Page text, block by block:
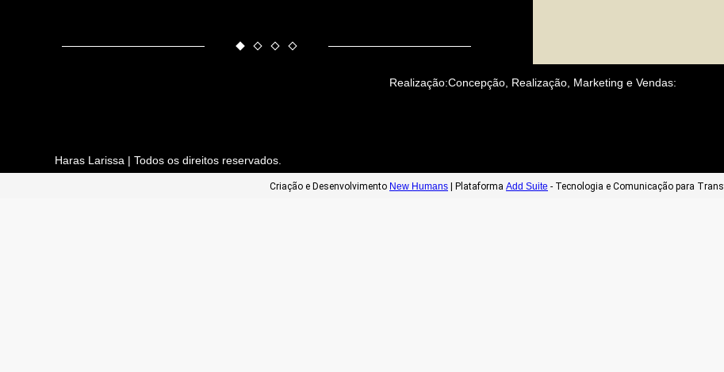
Realização:Concepção, Realização, Marketing e Vendas:
Haras Larissa | Todos os direitos reservados.
Criação e Desenvolvimento New Humans | Plataforma Add Suite - Tecnologia e Comunicação para